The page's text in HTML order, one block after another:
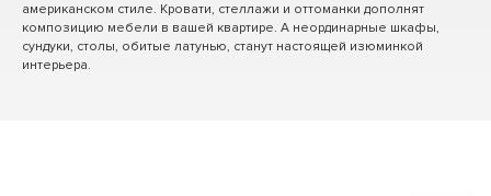
американском стиле. Кровати, стеллажи и оттоманки дополнят
композицию мебели в вашей квартире. А неординарные шкафы,
сундуки, столы, обитые латунью, станут настоящей изюминкой
интерьера.